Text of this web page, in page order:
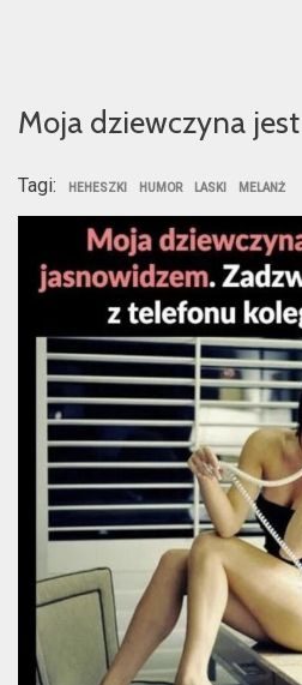
Moja dziewczyna
Tagi: HEHESZKI HUMOR LASKI MELANŻ